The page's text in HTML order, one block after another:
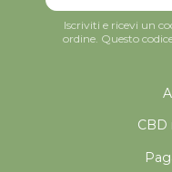
CBD
Iscriviti e ricevi un
ordine. Questo